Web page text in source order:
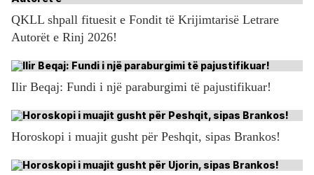
QKLL shpall fituesit e Fondit të Krijimtarisë Letrare
Autorët e Rinj 2026!
Ilir Beqaj: Fundi i një paraburgimi të pajustifikuar!
Horoskopi i muajit gusht për Peshqit, sipas Brankos!